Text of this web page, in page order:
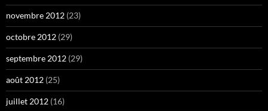
novembre 2012 (23)
octobre 2012 (29)
septembre 2012 (29)
août 2012 (25)
juillet 2012 (16)